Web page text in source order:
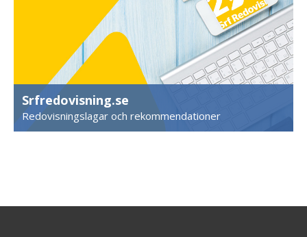
Srfredovisning.se
Redovisningslagar och rekommendationer